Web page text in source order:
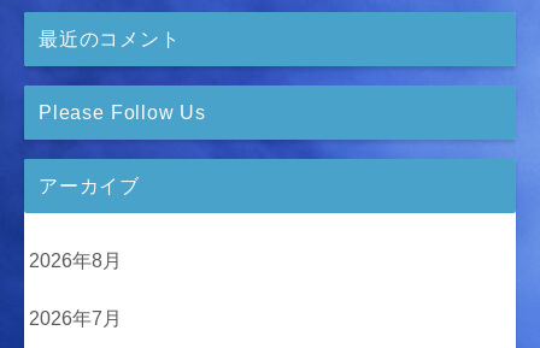
最近のコメント
Please Follow Us
アーカイブ
2026年8月
2026年7月